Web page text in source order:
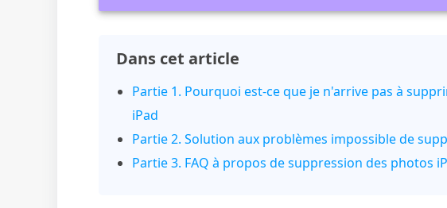
Dans cet article
Partie 1. Pourquoi est-ce que je n'arrive pas à
iPad
Partie 2. Solution aux problèmes impossible de
Partie 3. FAQ à propos de suppression des photos